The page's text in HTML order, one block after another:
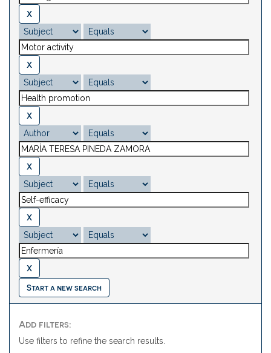
Start a new search
Add filters:
Use filters to refine the search results.